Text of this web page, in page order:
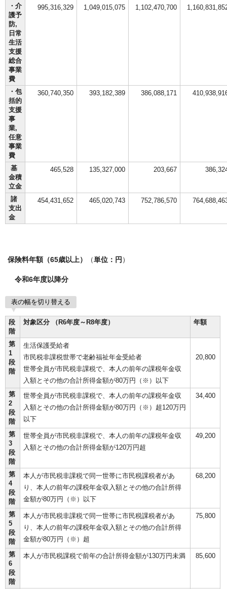
・介
護予
防,
日常
生活
支援
総合
事業
費
995,316,329 1,049,015,075 1,102,470,700
・包
括的
支援
事
業,
任意
事業
費
360,740,350 393,182,389 386,088,171
基
金積
立金
465,528 135,327,000 203,667
諸
支出
金
454,431,652 465,020,743 752,786,570
保険料年額（65歳以上） （単位：円 ）
令和6年度以降分
表の幅を切り替える
段
階
対象区分 （R6年度～R8年度） 年額
第
1
段
階
生活保護受給者
市民税非課税世帯で老齢福祉年金受給者
世帯全員が市民税非課税で、本人の前年の課税年金収
入額とその他の合計所得金額が80万円（※）以下
20,800
第
2
段
階
世帯全員が市民税非課税で、本人の前年の課税年金収
入額とその他の合計所得金額が80万円（※）超120万円
以下
34,400
第
3
段
階
世帯全員が市民税非課税で、本人の前年の課税年金収
入額とその他の合計所得金額が120万円超
49,200
第
4
段
階
本人が市民税非課税で同一世帯に市民税課税者があ
り、本人の前年の課税年金収入額とその他の合計所得
金額が80万円（※）以下
68,200
第
5
段
階
本人が市民税非課税で同一世帯に市民税課税者があ
り、本人の前年の課税年金収入額とその他の合計所得
金額が80万円（※）超
75,800
第
6
段
階
本人が市民税課税で前年の合計所得金額が130万円未満 85,600